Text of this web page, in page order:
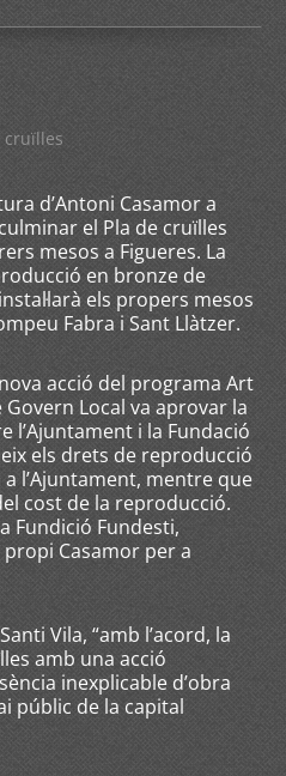
cruïlles
d’Antoni Casamor a
el Pla de cruïlles
mesos a Figueres. La
en bronze de
els propers mesos
Fabra i Sant Llàtzer.
acció del programa Art
Local va aprovar la
l’Ajuntament i la Fundació
els drets de reproducció
l’Ajuntament, mentre que
cost de la reproducció.
Fundició Fundesti,
Casamor per a
Vila, “amb l’acord, la
amb una acció
inexplicable d’obra
públic de la capital